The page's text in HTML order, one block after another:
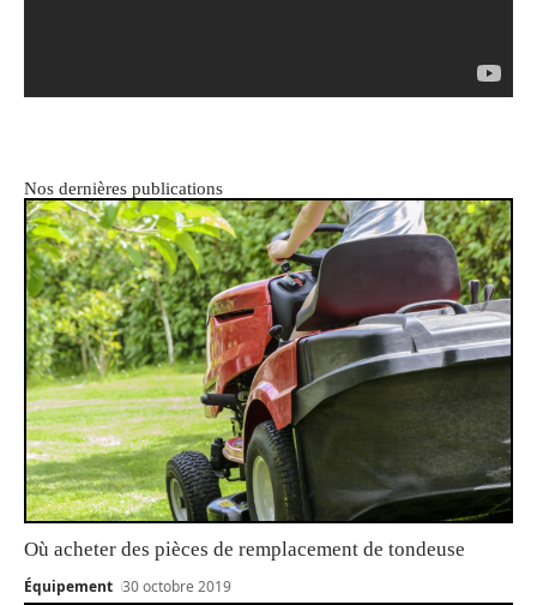
Nos dernières publications
Où acheter des pièces de remplacement de tondeuse
Équipement 30 octobre 2019